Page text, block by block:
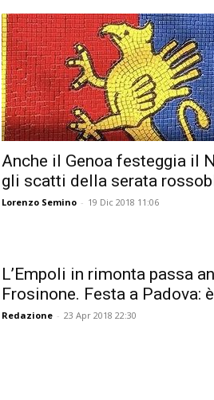
Anche il Genoa festeggia il
gli scatti della serata
Lorenzo Semino - 19 Dic 2018 11:06
L’Empoli in rimonta passa
Frosinone. Festa a Padova:
Redazione - 23 Apr 2018 22:30